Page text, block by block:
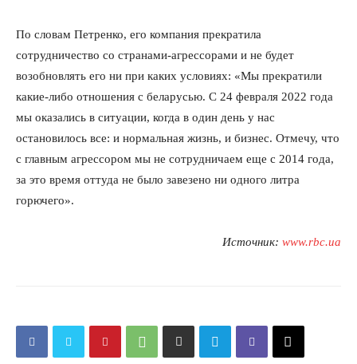
По словам Петренко, его компания прекратила
сотрудничество со странами-агрессорами и не будет
возобновлять его ни при каких условиях: «Мы прекратили
какие-либо отношения с беларусью. С 24 февраля 2022 года
мы оказались в ситуации, когда в один день у нас
остановилось все: и нормальная жизнь, и бизнес. Отмечу, что
с главным агрессором мы не сотрудничаем еще с 2014 года,
за это время оттуда не было завезено ни одного литра
горючего».
Источник: www.rbc.ua